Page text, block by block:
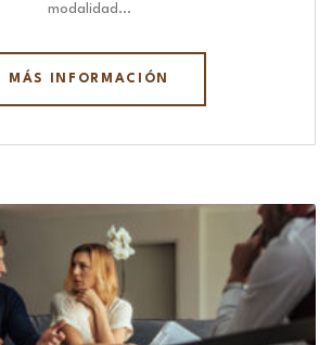
modalidad…
MÁS INFORMACIÓN